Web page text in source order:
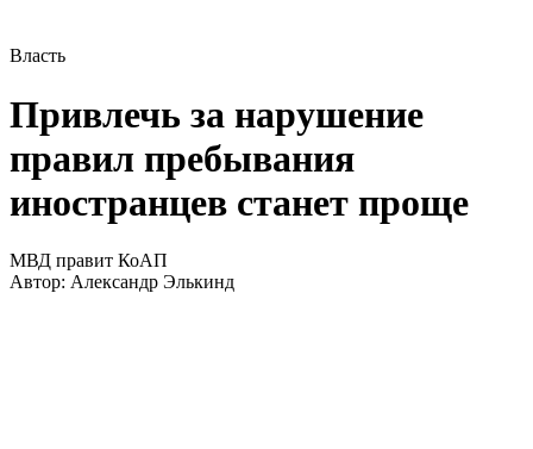
Власть
Привлечь за нарушение
правил пребывания
иностранцев станет проще
МВД правит КоАП
Автор: Александр Элькинд